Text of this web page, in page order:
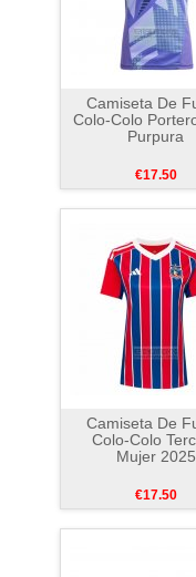
Camiseta De
Colo-Colo
Purpura
€17.50
Camiseta De
Colo-Colo
Mujer 2025
€17.50